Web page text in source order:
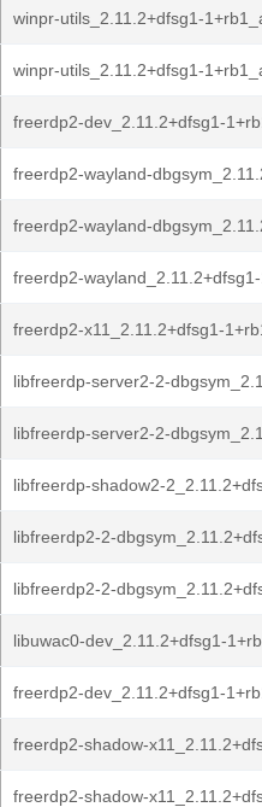
winpr-utils_2.11.2+dfsg1-
winpr-utils_2.11.2+dfsg1-
freerdp2-dev_2.11.2+dfsg1-
freerdp2-wayland-
freerdp2-wayland-
freerdp2-
freerdp2-x11_2.11.2+dfsg1-
libfreerdp-server2-2-
libfreerdp-server2-2-
libfreerdp-shadow2-
libfreerdp2-2-
libfreerdp2-2-
libuwac0-dev_2.11.2+dfsg1-
freerdp2-dev_2.11.2+dfsg1-
freerdp2-shadow-
freerdp2-shadow-